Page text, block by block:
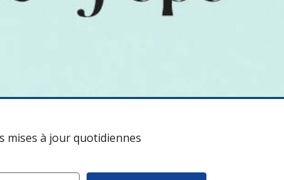
mises à jour quotidiennes